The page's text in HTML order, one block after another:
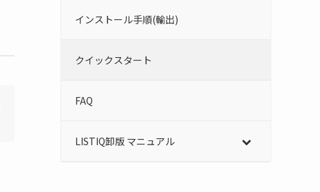
インストール手順(輸出)
クイックスタート
FAQ
LISTIQ卸版 マニュアル